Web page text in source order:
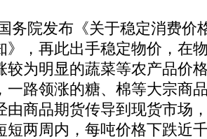
务院发布《关于稳定消费价
》，再此出手稳定物价，在
较为明显的蔬菜等农产品价
一路领涨的糖、棉等大宗商
由商品期货传导到现货市场
短两周内，每吨价格下跌近